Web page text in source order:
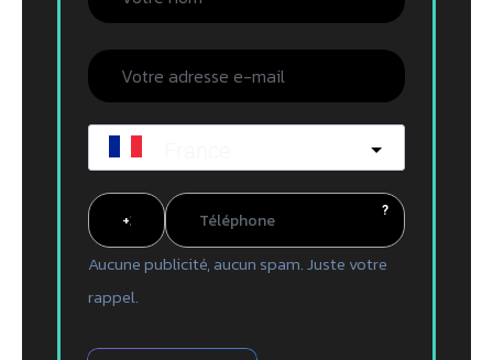
?
Aucune publicité, aucun spam. Juste votre
rappel.